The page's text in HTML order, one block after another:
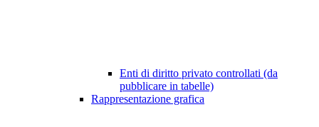
Enti di diritto privato controllati (da
pubblicare in tabelle)
Rappresentazione grafica